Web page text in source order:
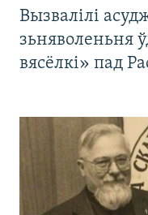
Вызвалілі
зьняволеньня
вясёлкі» пад